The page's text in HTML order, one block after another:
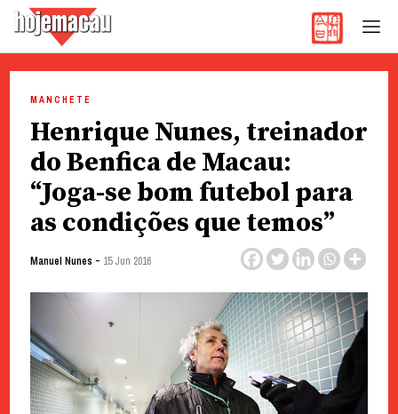
content
MANCHETE
Henrique Nunes, treinador
do Benfica de Macau:
“Joga-se bom futebol para
as condições que temos”
Manuel Nunes - 15 Jun 2016